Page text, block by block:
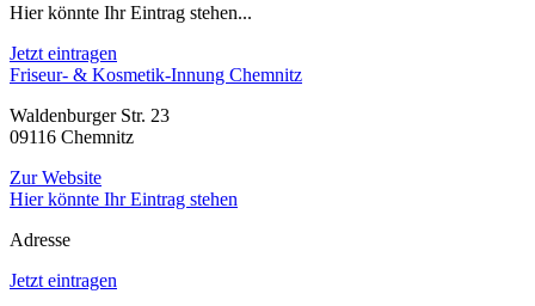
Hier könnte Ihr Eintrag stehen...
Jetzt eintragen
Friseur- & Kosmetik-Innung Chemnitz
Waldenburger Str. 23
09116 Chemnitz
Zur Website
Hier könnte Ihr Eintrag stehen
Adresse
Jetzt eintragen